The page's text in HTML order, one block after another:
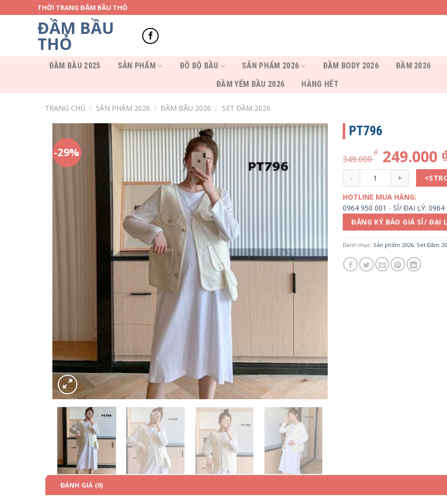
to
THỜI TRANG ĐẦM BẦU THỎ
ĐẦM BẦU
THỎ
ĐẦM BẦU 2025 SẢN PHẨM ĐỒ BỘ BẦU SẢN PHẨM 2026 ĐẦM BODY 2026
ĐẦM 2026
ĐẦM YẾM BẦU 2026
HÀNG HẾT
TRANG CHỦ / SẢN PHẨM 2026 / ĐẦM BẦU 2026 / SET ĐẦM 2026
-29%
PT796
349.000
₫ 249.000
PT796 số lượng
HOTLINE MUA HÀNG:
0964 950 001 - SỈ/ ĐẠI LÝ: 0964
ĐĂNG KÝ BÁO GIÁ SỈ/ ĐẠI
Danh mục: Sản phẩm 2026, Set Đầm
ĐÁNH GIÁ (0)